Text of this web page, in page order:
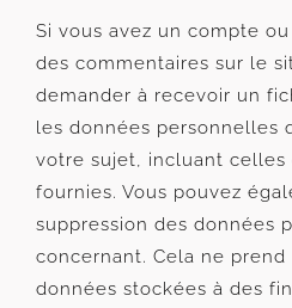
Si vous avez un compte
des commentaires sur le
demander à recevoir un
les données personnelles
votre sujet, incluant celles
fournies. Vous pouvez
suppression des données
concernant. Cela ne
données stockées à des